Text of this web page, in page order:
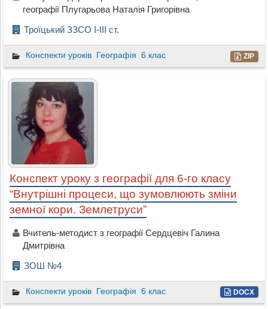
географії Плугарьова Наталія Григорівна
Троїцький ЗЗСО І-ІІІ ст.
Конспекти уроків Географія 6 клас ZIP
Конспект уроку з географії для 6-го класу
“Внутрішні процеси, що зумовлюють зміни
земної кори. Землетруси”
Вчитель-методист з географії Сердцевіч Галина
Дмитрівна
ЗОШ №4
Конспекти уроків Географія 6 клас DOCX